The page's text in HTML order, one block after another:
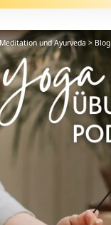
und Ayurveda > Blog